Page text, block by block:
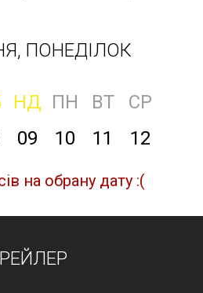
ПОНЕДІЛОК
НД ПН ВТ
СР
09 10 11 12
на обрану дату :(